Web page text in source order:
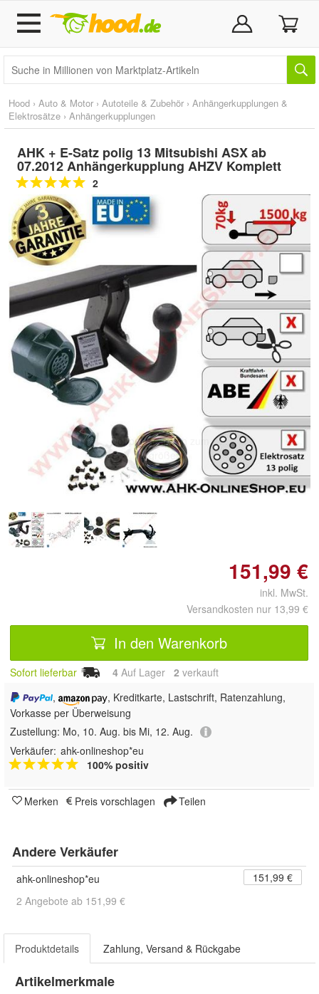
Hood › Auto & Motor › Autoteile & Zubehör › Anhängerkupplungen &
Elektrosätze › Anhängerkupplungen
AHK + E-Satz polig 13 Mitsubishi ASX ab
07.2012 Anhängerkupplung AHZV Komplett
2
Doppelt antippen zum
vergrößern
151,99 €
inkl. MwSt.
Versandkosten nur 13,99 €
In den Warenkorb
Sofort lieferbar 4 Auf Lager 2 verkauft
,
, Kreditkarte, Lastschrift, Ratenzahlung,
Vorkasse per Überweisung
Zustellung: Mo, 10. Aug. bis Mi, 12. Aug.
Verkäufer: ahk-onlineshop*eu
100% positiv
Merken Preis vorschlagen Teilen
Andere Verkäufer
ahk-onlineshop*eu
151,99 €
2 Angebote ab 151,99 €
Produktdetails Zahlung, Versand & Rückgabe
Artikelmerkmale